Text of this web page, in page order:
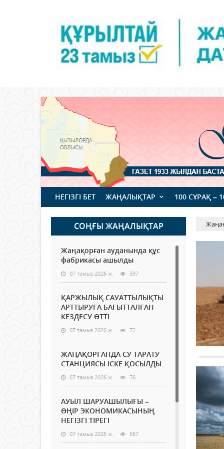
НЕГІЗГІ БЕТ ЖАҢАЛЫҚТАР 100 СҰРАҚ –
СОҢҒЫ ЖАҢАЛЫҚТАР
Жаңақорған ауданында құс
фабрикасы ашылды
07 тамыз 2026 ж. 597
ҚАРЖЫЛЫҚ САУАТТЫЛЫҚТЫ
АРТТЫРУҒА БАҒЫТТАЛҒАН
КЕЗДЕСУ ӨТТІ
07 тамыз 2026 ж. 72
ЖАҢАҚОРҒАНДА СУ ТАРАТУ
СТАНЦИЯСЫ ІСКЕ ҚОСЫЛДЫ
07 тамыз 2026 ж. 76
АУЫЛ ШАРУАШЫЛЫҒЫ –
ӨҢІР ЭКОНОМИКАСЫНЫҢ
НЕГІЗГІ ТІРЕГІ
07 тамыз 2026 ж. 567